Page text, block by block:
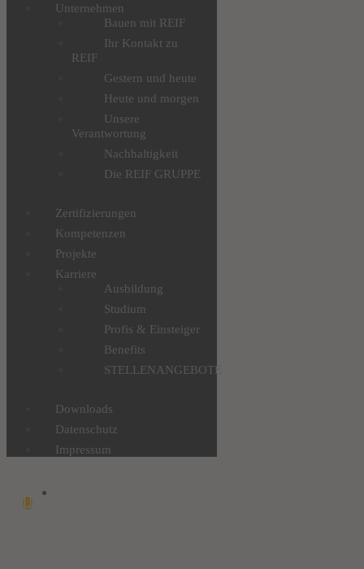
Unternehmen
Bauen mit REIF
Ihr Kontakt zu
REIF
Gestern und heute
Heute und morgen
Unsere
Verantwortung
Nachhaltigkeit
Die REIF GRUPPE
Zertifizierungen
Kompetenzen
Projekte
Karriere
Ausbildung
Studium
Profis & Einsteiger
Benefits
STELLENANGEBOTE
Downloads
Datenschutz
Impressum